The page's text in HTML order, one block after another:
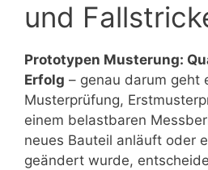
und
Prototypen Musterung:
Erfolg – genau darum geht
Musterprüfung,
einem belastbaren
neues Bauteil anläuft oder
geändert wurde,